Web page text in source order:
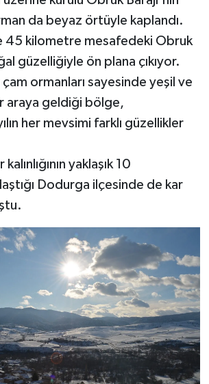
da beyaz örtüyle kaplandı.
45 kilometre mesafedeki Obruk
güzelliğiyle ön plana çıkıyor.
ormanları sayesinde yeşil ve
araya geldiği bölge,
her mevsimi farklı güzellikler
yaklaşık 10
Dodurga ilçesinde de kar